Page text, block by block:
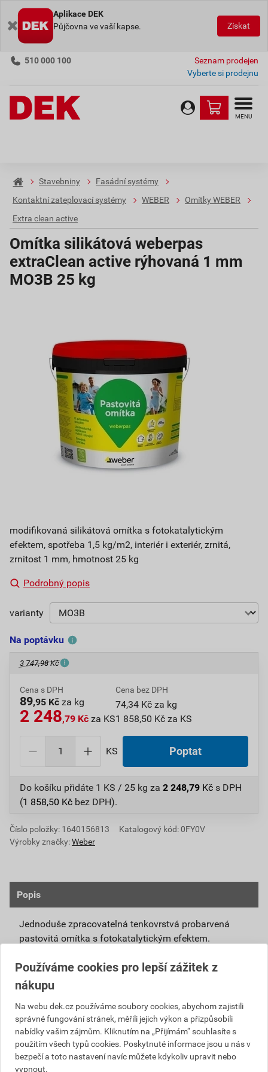
Aplikace DEK
Půjčovna ve vaší kapse.
Získat
510 000 100
Seznam prodejen
Vyberte si prodejnu
MENU
Stavebniny
Fasádní systémy
Kontaktní zateplovací systémy
WEBER
Omítky WEBER
Extra clean active
Omítka silikátová weberpas
extraClean active rýhovaná 1 mm
MO3B 25 kg
modifikovaná silikátová omítka s fotokatalytickým
efektem, spotřeba 1,5 kg/m2, interiér i exteriér, zrnitá,
zrnitost 1 mm, hmotnost 25 kg
Podrobný popis
varianty
Na poptávku
3 747,98 Kč
Cena s DPH
89,95 Kč za kg
2 248,79 Kč za KS
Cena bez DPH
74,34 Kč za kg
1 858,50 Kč za KS
KS Poptat
Do košíku přidáte 1 KS / 25 kg za 2 248,79 Kč s DPH
(1 858,50 Kč bez DPH).
Číslo položky: 1640156813
Katalogový kód: 0FY0V
Výrobky značky:Weber
Popis
Jednoduše zpracovatelná tenkovrstvá probarvená
pastovitá omítka s fotokatalytickým efektem.
Připravená k přímému použití se systémovou
penetrací weberpas podklad UNI nebo weberpas
podklad S.
Díky modifikovanému silikátovému pojivu má
omítka weberpas extraClean active vlastnosti
blízké silikátové omítce, není však tak citlivá na
klimatické podmínky při zpracování a zrání.
Unikátní receptura omítky weberpas extraClean
Používáme cookies pro lepší zážitek z
nákupu
Na webu dek.cz používáme soubory cookies, abychom zajistili
správné fungování stránek, měřili jejich výkon a přizpůsobili
nabídky vašim zájmům. Kliknutím na „Přijímám“ souhlasíte s
použitím všech typů cookies. Poskytnuté informace jsou u nás v
bezpečí a toto nastavení navíc můžete kdykoliv upravit nebo
vypnout.